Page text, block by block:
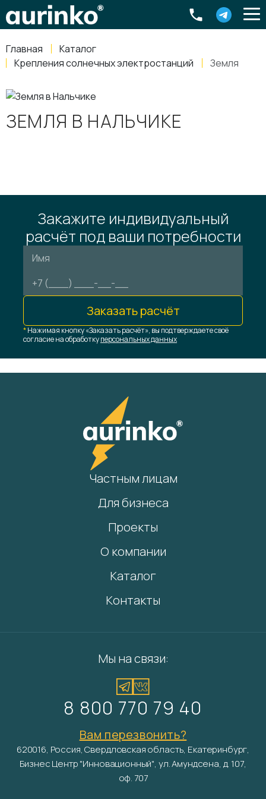
Главная
Каталог
Крепления солнечных электростанций
Земля
ЗЕМЛЯ В НАЛЬЧИКЕ
Закажите индивидуальный
расчёт под ваши потребности
Заказать расчёт
*Нажимая кнопку «Заказать расчёт», вы подтверждаете своё
согласие на обработкуперсональных данных
Частным лицам
Для бизнеса
Проекты
О компании
Каталог
Контакты
Мы на связи:
8 800 770 79 40
Вам перезвонить?
620016, Россия, Свердловская область, Екатеринбург,
Бизнес Центр "Инновационный", ул. Амундсена, д. 107,
оф. 707
Россия, Свердловская область Екатеринбург,
8-800-770-79-40